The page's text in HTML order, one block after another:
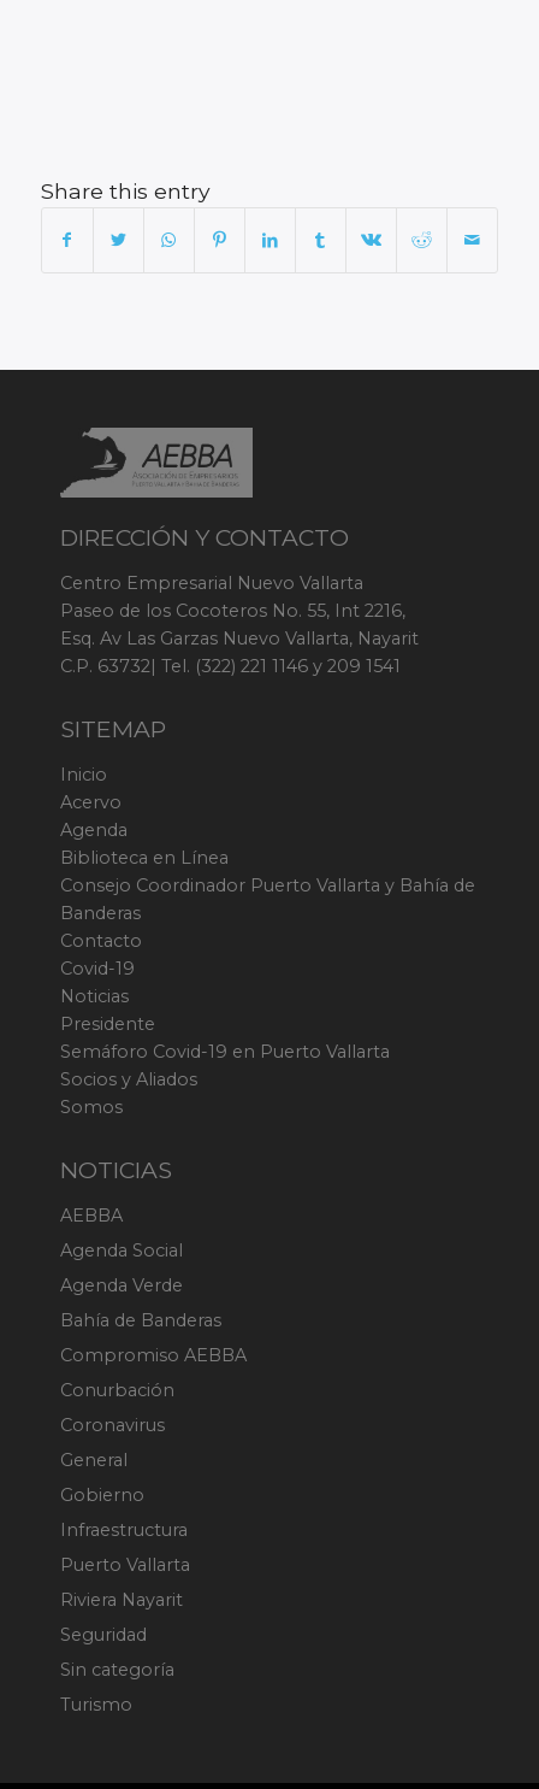
Share this entry
DIRECCIÓN Y CONTACTO
Centro Empresarial Nuevo Vallarta
Paseo de los Cocoteros No. 55, Int 2216,
Esq. Av Las Garzas Nuevo Vallarta, Nayarit
C.P. 63732| Tel. (322) 221 1146 y 209 1541
SITEMAP
Inicio
Acervo
Agenda
Biblioteca en Línea
Consejo Coordinador Puerto Vallarta y Bahía de
Banderas
Contacto
Covid-19
Noticias
Presidente
Semáforo Covid-19 en Puerto Vallarta
Socios y Aliados
Somos
NOTICIAS
AEBBA
Agenda Social
Agenda Verde
Bahía de Banderas
Compromiso AEBBA
Conurbación
Coronavirus
General
Gobierno
Infraestructura
Puerto Vallarta
Riviera Nayarit
Seguridad
Sin categoría
Turismo